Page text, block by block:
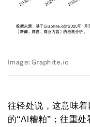
Image: Graphite.io
往轻处说，这意味
的“AI糟粕”；往重